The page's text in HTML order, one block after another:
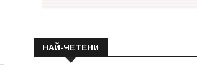
НАЙ-ЧЕТЕНИ